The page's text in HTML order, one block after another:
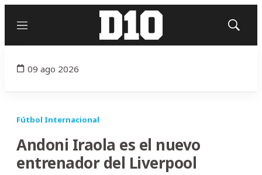
Menú
Mostrar
09 ago 2026
Fútbol Internacional
Andoni Iraola es el nuevo
entrenador del Liverpool